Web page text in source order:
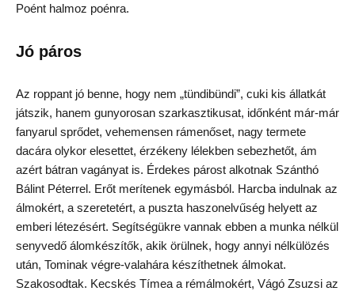
Poént halmoz poénra.
Jó páros
Az roppant jó benne, hogy nem „tündibündi”, cuki kis állatkát
játszik, hanem gunyorosan szarkasztikusat, időnként már-már
fanyarul sprődet, vehemensen rámenőset, nagy termete
dacára olykor elesettet, érzékeny lélekben sebezhetőt, ám
azért bátran vagányat is. Érdekes párost alkotnak Szánthó
Bálint Péterrel. Erőt merítenek egymásból. Harcba indulnak az
álmokért, a szeretetért, a puszta haszonelvűség helyett az
emberi létezésért. Segítségükre vannak ebben a munka nélkül
senyvedő álomkészítők, akik örülnek, hogy annyi nélkülözés
után, Tominak végre-valahára készíthetnek álmokat.
Szakosodtak. Kecskés Tímea a rémálmokért, Vágó Zsuzsi az